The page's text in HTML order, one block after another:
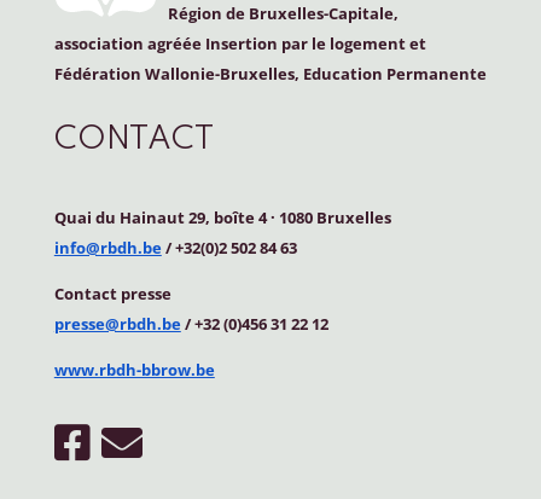
Région de Bruxelles-Capitale,
association agréée Insertion par le logement et
Fédération Wallonie-Bruxelles, Education Permanente
CONTACT
Quai du Hainaut 29, boîte 4· 1080 Bruxelles
info@rbdh.be/ +32(0)2 502 84 63
Contact presse
presse@rbdh.be/ +32 (0)456 31 22 12
www.rbdh-bbrow.be